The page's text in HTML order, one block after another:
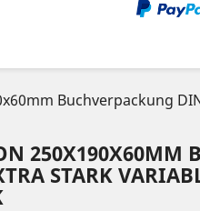
Buchverpackung
250X190X60MM
STARK